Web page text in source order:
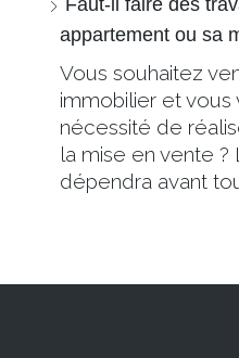
Faut-il faire des
appartement ou sa
Vous souhaitez
immobilier et vous
nécessité de
la mise en vente ?
dépendra avant